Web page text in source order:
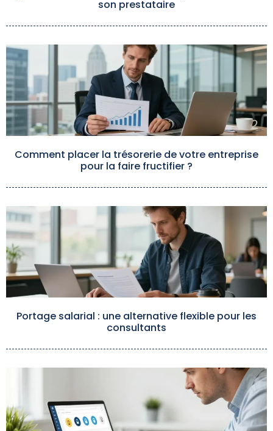
son prestataire
Comment placer la trésorerie de votre entreprise
pour la faire fructifier ?
Portage salarial : une alternative flexible pour les
consultants